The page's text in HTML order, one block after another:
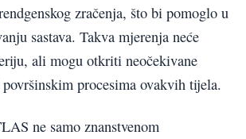
zračenja, što bi pomoglo u
sastava. Takva mjerenja neće
ali mogu otkriti neočekivane
procesima ovakvih tijela.
ne samo znanstvenom